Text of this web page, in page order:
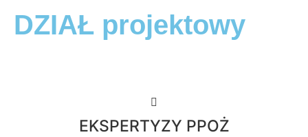
DZIAŁ projektowy
EKSPERTYZY PPOŻ